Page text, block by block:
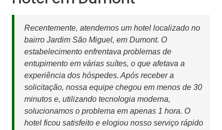
Recentemente, atendemos um hotel localizado no
bairro Jardim São Miguel, em Dumont. O
estabelecimento enfrentava problemas de
entupimento em várias suítes, o que afetava a
experiência dos hóspedes. Após receber a
solicitação, nossa equipe chegou em menos de 30
minutos e, utilizando tecnologia moderna,
solucionamos o problema em apenas 1 hora. O
hotel ficou satisfeito e elogiou nosso serviço rápido